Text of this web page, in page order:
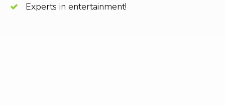
Experts in entertainment!